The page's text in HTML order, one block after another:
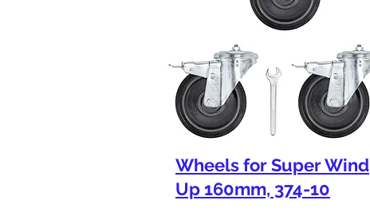
Wheels for Super Wind
Up 160mm, 374-10